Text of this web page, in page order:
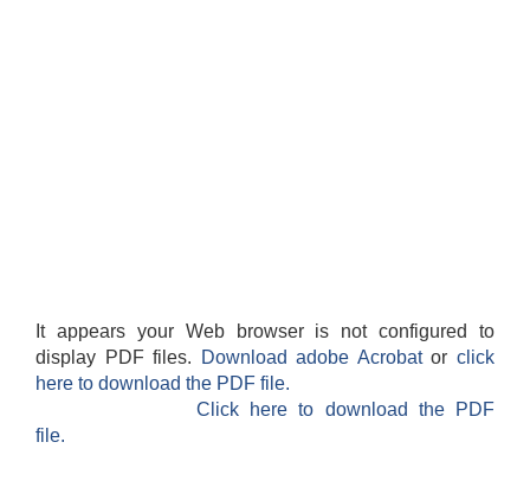
It appears your Web browser is not configured to
display PDF files.
Download adobe Acrobatorclick
here to download the PDF file.
Click here to download the PDF
file.